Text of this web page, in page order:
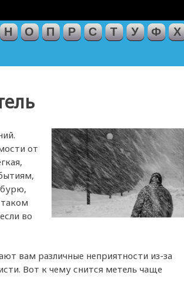
Н О П Р С Т У Ф Х
от
во
вам различные неприятности из-за
Вот к чему снится метель чаще